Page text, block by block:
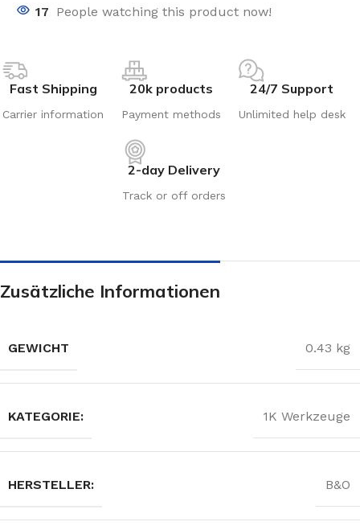
17 People watching this product now!
Fast Shipping
Carrier information
20k products
Payment methods
24/7 Support
Unlimited help desk
2-day Delivery
Track or off orders
Zusätzliche Informationen
GEWICHT 0.43 kg
KATEGORIE: 1K Werkzeuge
HERSTELLER: B&O